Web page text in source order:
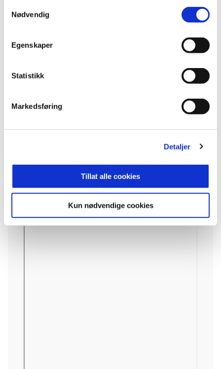
Nødvendig
Egenskaper
Statistikk
Markedsføring
Detaljer
Tillat alle cookies
Kun nødvendige cookies